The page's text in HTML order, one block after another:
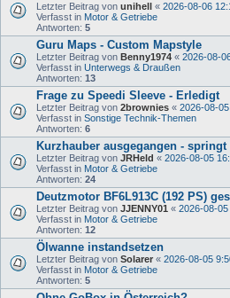
Letzter Beitrag von unihell « 2026-08-06
Verfasst in Motor & Getriebe
Antworten: 5
Guru Maps - Custom Mapstyle
Letzter Beitrag von Benny1974 « 2026-08-
Verfasst in Unterwegs & Draußen
Antworten: 13
Frage zu Speedi Sleeve - Erledigt
Letzter Beitrag von 2brownies « 2026-08-
Verfasst in Sonstige Technik-Themen
Antworten: 6
Kurzhauber ausgegangen -
Letzter Beitrag von JRHeld « 2026-08-05
Verfasst in Motor & Getriebe
Antworten: 24
Deutzmotor BF6L913C (192 PS)
Letzter Beitrag von JJENNY01 « 2026-08-
Verfasst in Motor & Getriebe
Antworten: 12
Ölwanne instandsetzen
Letzter Beitrag von Solarer « 2026-08-05
Verfasst in Motor & Getriebe
Antworten: 5